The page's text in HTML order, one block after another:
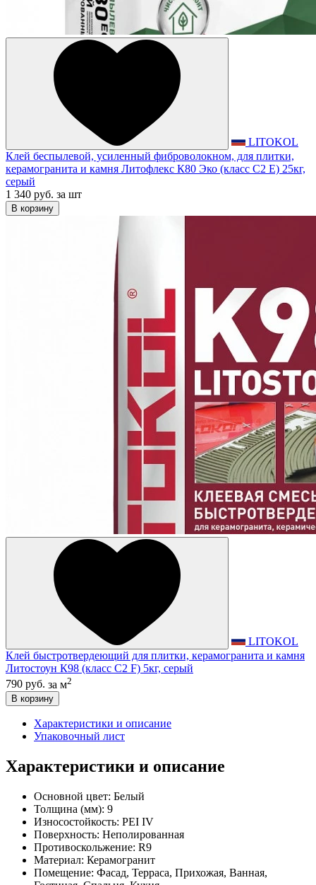
LITOKOL
Клей беспылевой, усиленный фиброволокном, для плитки,
керамогранита и камня Литофлекс К80 Эко (класс С2 Е) 25кг,
серый
1 340 руб. за шт
В корзину
LITOKOL
Клей быстротвердеющий для плитки, керамогранита и камня
Литостоун К98 (класс С2 F) 5кг, серый
790 руб. за м2
В корзину
Характеристики и описание
Упаковочный лист
Характеристики и описание
Основной цвет: Белый
Толщина (мм): 9
Износостойкость: PEI IV
Поверхность: Неполированная
Противоскольжение: R9
Материал: Керамогранит
Помещение: Фасад, Терраса, Прихожая, Ванная,